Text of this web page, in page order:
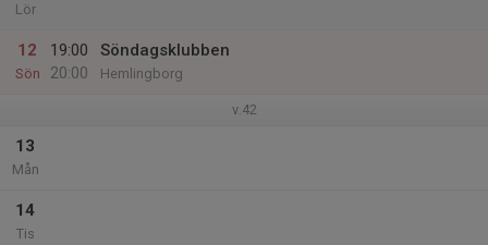
Lör
12
Sön
19:00
20:00
Söndagsklubben
Hemlingborg
v.42
13
Mån
14
Tis